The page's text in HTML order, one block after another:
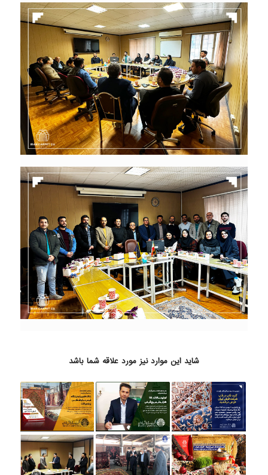
شاید این موارد نیز مورد علاقه شما باشد